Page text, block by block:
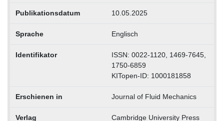
Publikationsdatum 10.05.2025
Sprache Englisch
Identifikator
ISSN: 0022-1120, 1469-7645,
1750-6859
KITopen-ID: 1000181858
Erschienen in Journal of Fluid Mechanics
Verlag Cambridge University Press